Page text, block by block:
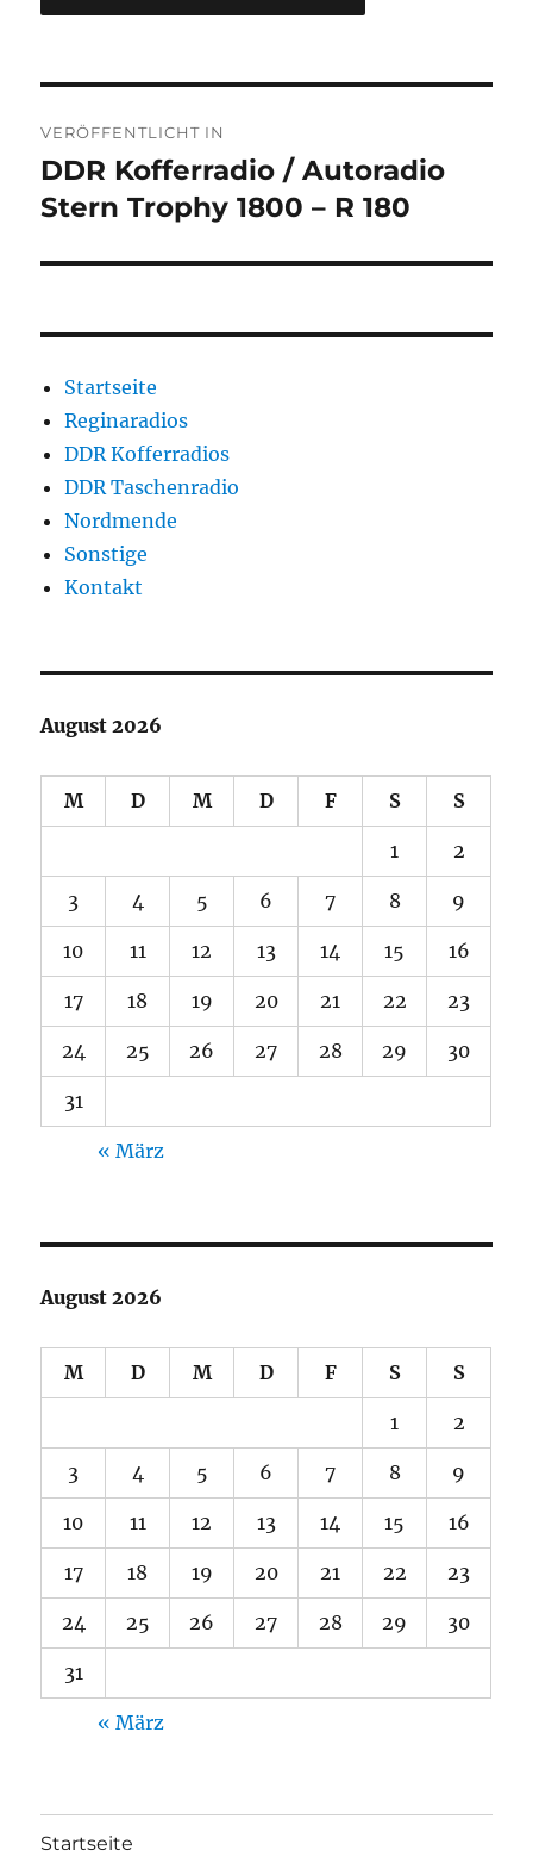
VERÖFFENTLICHT IN
DDR Kofferradio / Autoradio
Stern Trophy 1800 – R 180
Startseite
Reginaradios
DDR Kofferradios
DDR Taschenradio
Nordmende
Sonstige
Kontakt
August 2026
M D M D F S S
1 2
3 4 5 6 7 8 9
10 11 12 13 14 15 16
17 18 19 20 21 22 23
24 25 26 27 28 29 30
31
« März
August 2026
M D M D F S S
1 2
3 4 5 6 7 8 9
10 11 12 13 14 15 16
17 18 19 20 21 22 23
24 25 26 27 28 29 30
31
« März
Startseite